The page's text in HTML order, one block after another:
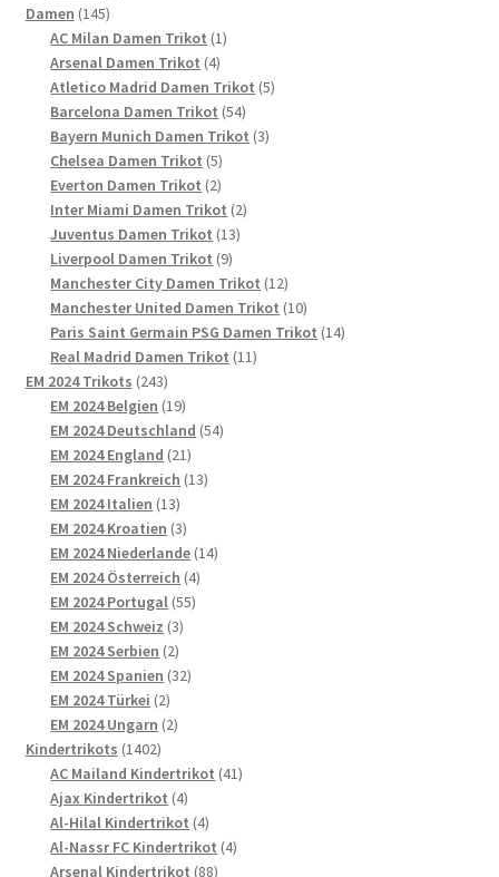
Damen 145145
Produkte
AC Milan Damen Trikot 11
Arsenal Damen Trikot 44
Produkte
Atletico Madrid Damen Trikot 55
Barcelona Damen Trikot 5454
Produkte
Bayern Munich Damen Trikot 33
Chelsea Damen Trikot 55
Produkte
Everton Damen Trikot 22
Produkte
Inter Miami Damen Trikot 22
Juventus Damen Trikot 1313
Liverpool Damen Trikot 99
Produkte
Manchester City Damen Trikot 1212
Produkte
Manchester United Damen Trikot 1010
Produkte
Paris Saint Germain PSG Damen Trikot 1414
Real Madrid Damen Trikot 1111
EM 2024 Trikots 243243
Produkte
EM 2024 Belgien 1919
Produkte
EM 2024 Deutschland 5454
EM 2024 England 2121
Produkte
EM 2024 Frankreich 1313
EM 2024 Italien 1313
Produkte
EM 2024 Kroatien 33
Produkte
EM 2024 Niederlande 1414
EM 2024 Österreich 44
EM 2024 Portugal 5555
EM 2024 Schweiz 33
EM 2024 Serbien 22
Produkte
EM 2024 Spanien 3232
EM 2024 Türkei 22
Produkte
EM 2024 Ungarn 22
Kindertrikots 14021402
Produkte
AC Mailand Kindertrikot 4141
Ajax Kindertrikot 44
Produkte
Al-Hilal Kindertrikot 44
Produkte
Al-Nassr FC Kindertrikot 44
Arsenal Kindertrikot 8888